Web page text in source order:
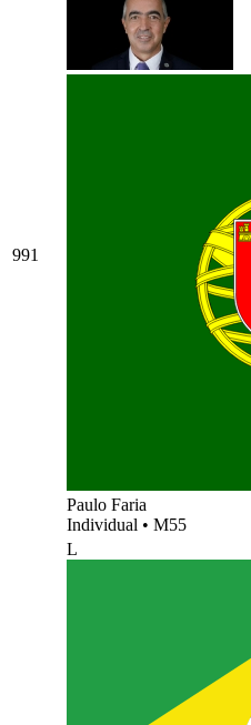
991
Paulo Faria
Individual • M55
L